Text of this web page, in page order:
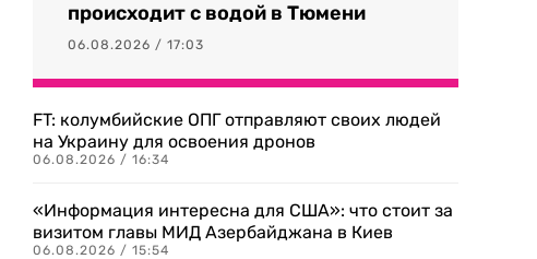
происходит с водой в Тюмени
06.08.2026 / 17:03
FT: колумбийские ОПГ отправляют своих людей
на Украину для освоения дронов
06.08.2026 / 16:34
«Информация интересна для США»: что стоит за
визитом главы МИД Азербайджана в Киев
06.08.2026 / 15:54